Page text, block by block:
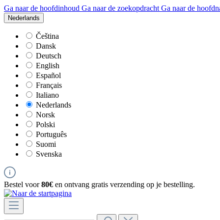
Ga naar de hoofdinhoud Ga naar de zoekopdracht Ga naar de
Nederlands
Čeština
Dansk
Deutsch
English
Español
Français
Italiano
Nederlands
Norsk
Polski
Português
Suomi
Svenska
Bestel voor80€ en ontvang gratis verzending op je bestelling.